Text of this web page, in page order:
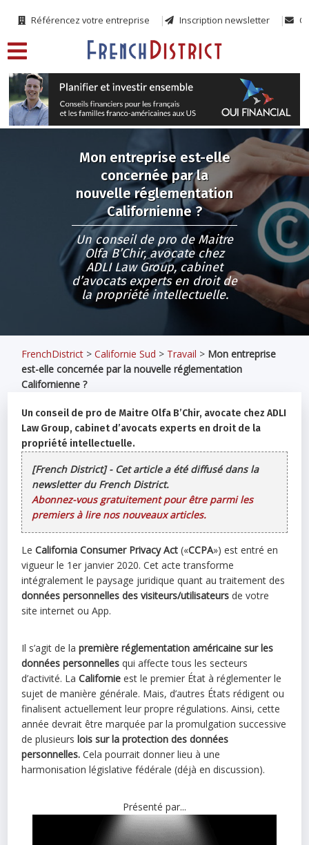
Référencez votre entreprise Inscription newsletter
Mon entreprise est-elle
concernée par la
nouvelle réglementation
Californienne ?
Un conseil de pro de Maitre
Olfa B’Chir, avocate chez
ADLI Law Group, cabinet
d’avocats experts en droit de
la propriété intellectuelle.
FrenchDistrict >Californie Sud > Travail > Mon entreprise
est-elle concernée par la nouvelle réglementation
Californienne ?
Un conseil de pro de Maitre Olfa B’Chir, avocate chez ADLI
Law Group, cabinet d’avocats experts en droit de la
propriété intellectuelle.
[French District] - Cet article a été diffusé dans la
newsletter du French District.
Abonnez-vous gratuitement pour être parmi les
premiers à lire nos nouveaux articles.
LeCalifornia Consumer Privacy Act («CCPA») est entré en
vigueur le 1er janvier 2020. Cet acte transforme
intégralement le paysage juridique quant au traitement des
données personnelles des visiteurs/utilisateurs de votre
site internet ou App.
Il s’agit de lapremière réglementation américaine sur les
données personnelles qui affecte tous les secteurs
d’activité. LaCalifornie est le premier État à réglementer le
sujet de manière générale. Mais, d’autres États rédigent ou
finalisent actuellement leur propre régulations. Ainsi, cette
année devrait être marquée par la promulgation successive
de plusieurslois sur la protection des données
personnelles. Cela pourrait donner lieu à une
harmonisation législative fédérale (déjà en discussion).
Présenté par...